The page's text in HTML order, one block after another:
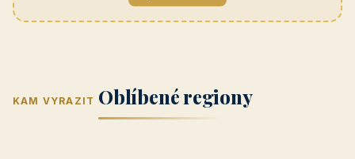
KAM VYRAZIT Oblíbené regiony
(Jihomoravský
kraj)
kraj)
Zlínský kraj Žilinský
Karlovarský
Střední Čechy
(Středočeský